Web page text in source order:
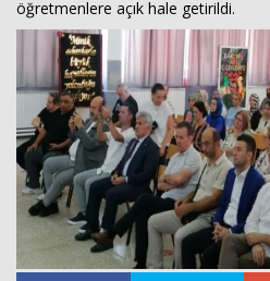
öğretmenlere açık hale getirildi.